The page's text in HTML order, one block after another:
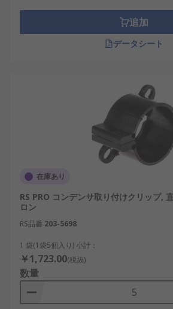
追加
データシート
在庫あり
RS PRO コンデンサ取り付けクリップ,
ロン
RS品番 203-5698
1 袋(1袋5個入り) 小計：
￥1,723.00(税抜)
数量